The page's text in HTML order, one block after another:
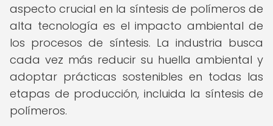
aspecto crucial en la síntesis de polímeros de
alta tecnología es el impacto ambiental de
los procesos de síntesis. La industria busca
cada vez más reducir su huella ambiental y
adoptar prácticas sostenibles en todas las
etapas de producción, incluida la síntesis de
polímeros.